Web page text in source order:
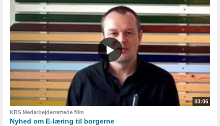
03:06
KBS Medarbejderrettede film
Nyhed om E-læring til borgerne